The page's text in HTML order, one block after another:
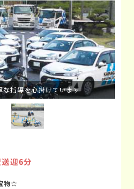
な指導を心掛けています
迎6分
物☆